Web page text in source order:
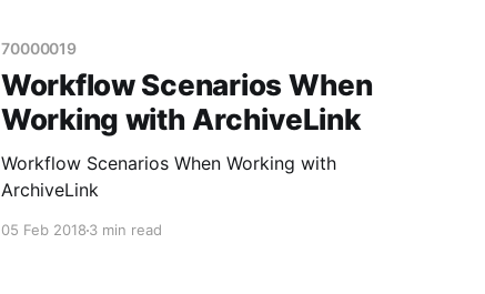
блуд, и перехожу к сути данной заметки.
Кроме банального управления количеством
70000019
Workflow Scenarios When
Working with ArchiveLink
Workflow Scenarios When Working with
ArchiveLink
05 Feb 20183 min read